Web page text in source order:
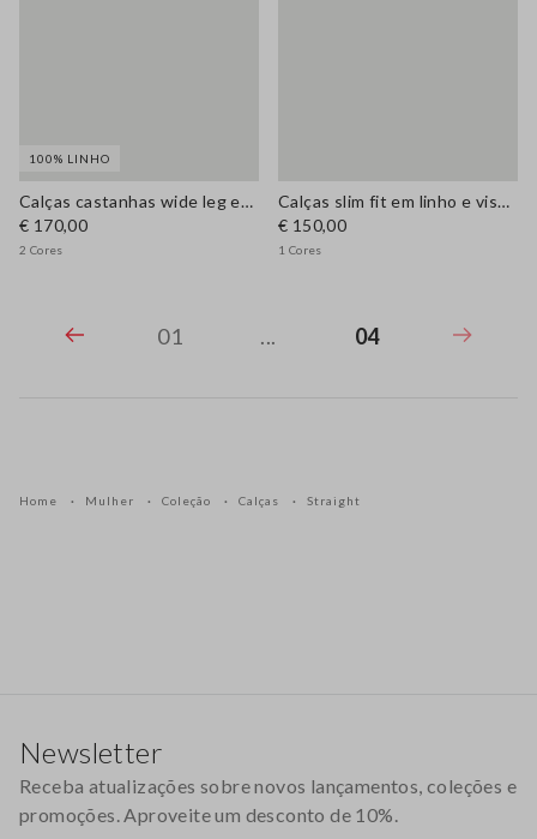
100% LINHO
Calças castanhas wide leg em linho puro
€ 170,00
2 Cores
Calças slim fit em linho e viscose stretch
€ 150,00
1 Cores
01 ... 04
Home Mulher Coleção Calças Straight
Newsletter
Receba atualizações sobre novos lançamentos, coleções e
promoções. Aproveite um desconto de 10%.